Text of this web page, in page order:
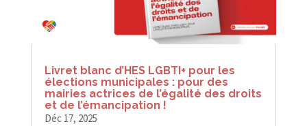
Livret blanc d’HES LGBTI+ pour les
élections municipales : pour des
mairies actrices de l’égalité des droits
et de l’émancipation !
Déc 17, 2025